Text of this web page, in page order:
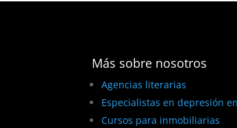
Más sobre nosotros
Agencias literarias
Especialistas en depresión
Cursos para inmobiliarias